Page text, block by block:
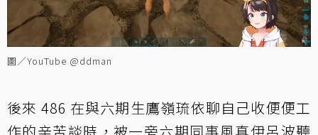
圖／YouTube @ddman
後來 486 在與六期生鷹嶺琉依聊自己收便便工